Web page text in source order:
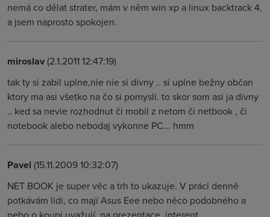
nemá co dělat strater, mám v něm win xp a linux backtrack 4,
a jsem naprosto spokojen.
miroslav(2.1.2011 12:47:19)
tak ty si zabil uplne,nie nie si divny .. si uplne bežny občan
ktory ma asi všetko na čo si pomysli. to skor som asi ja divny
.. ked sa nevie rozhodnut či mobil z netom či netbook , či
notebook alebo nebodaj vykonne PC... hmm
Pavel (15.11.2009 10:32:07)
NET BOOK je super věc a trh to ukazuje. V práci denně
potkávám lidi, co mají Asus Eee nebo něco podobného a